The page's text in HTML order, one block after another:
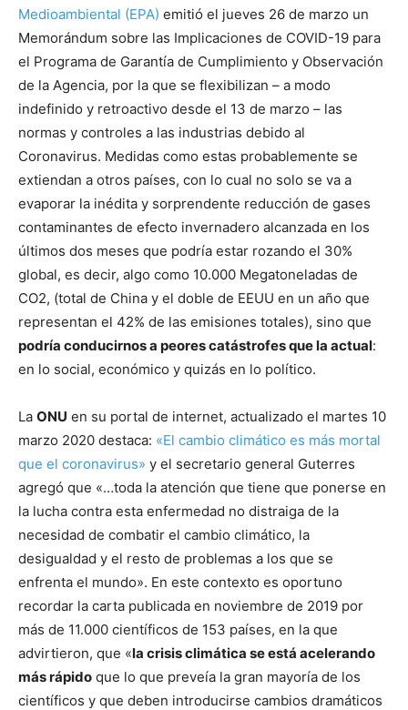
Medioambiental (EPA) emitió el jueves 26 de marzo un
Memorándum sobre las Implicaciones de COVID-19 para
el Programa de Garantía de Cumplimiento y Observación
de la Agencia, por la que se flexibilizan – a modo
indefinido y retroactivo desde el 13 de marzo – las
normas y controles a las industrias debido al
Coronavirus. Medidas como estas probablemente se
extiendan a otros países, con lo cual no solo se va a
evaporar la inédita y sorprendente reducción de gases
contaminantes de efecto invernadero alcanzada en los
últimos dos meses que podría estar rozando el 30%
global, es decir, algo como 10.000 Megatoneladas de
CO2, (total de China y el doble de EEUU en un año que
representan el 42% de las emisiones totales), sino que
podría conducirnos a peores catástrofes que la actual:
en lo social, económico y quizás en lo político.
La ONU en su portal de internet, actualizado el martes 10
marzo 2020 destaca: «El cambio climático es más mortal
que el coronavirus» y el secretario general Guterres
agregó que «…toda la atención que tiene que ponerse en
la lucha contra esta enfermedad no distraiga de la
necesidad de combatir el cambio climático, la
desigualdad y el resto de problemas a los que se
enfrenta el mundo». En este contexto es oportuno
recordar la carta publicada en noviembre de 2019 por
más de 11.000 científicos de 153 países, en la que
advirtieron, que «la crisis climática se está acelerando
más rápido que lo que preveía la gran mayoría de los
científicos y que deben introducirse cambios dramáticos